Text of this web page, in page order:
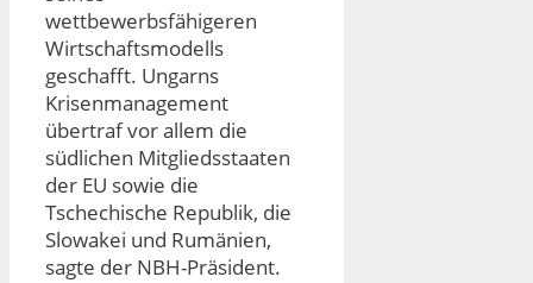
wettbewerbsfähigeren
Wirtschaftsmodells
geschafft. Ungarns
Krisenmanagement
übertraf vor allem die
südlichen Mitgliedsstaaten
der EU sowie die
Tschechische Republik, die
Slowakei und Rumänien,
sagte der NBH-Präsident.